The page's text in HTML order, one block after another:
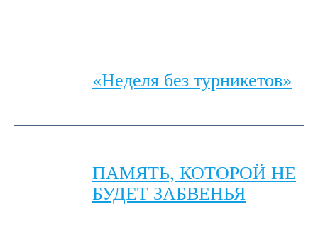
«Неделя без турникетов»
ПАМЯТЬ, КОТОРОЙ НЕ
БУДЕТ ЗАБВЕНЬЯ